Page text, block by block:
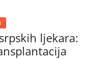
ljekara: